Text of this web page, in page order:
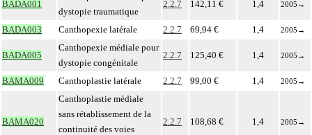
BADA001
dystopie traumatique
2.2.7 142,11 € 1,4 2005 →
BADA003 Canthopexie latérale 2.2.7 69,94 € 1,4 2005 →
BADA005
Canthopexie médiale pour
dystopie congénitale
2.2.7 125,40 € 1,4 2005 →
BAMA009 Canthoplastie latérale 2.2.7 99,00 € 1,4 2005 →
BAMA020
Canthoplastie médiale
sans rétablissement de la
continuité des voies
2.2.7 108,68 € 1,4 2005 →